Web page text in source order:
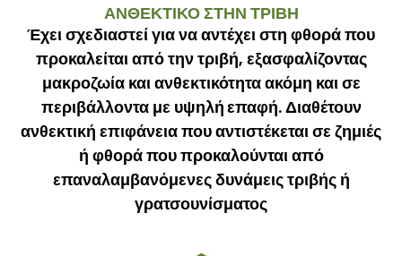
ΑΝΘΕΚΤΙΚΟ ΣΤΗΝ ΤΡΙΒΗ
Έχει σχεδιαστεί για να αντέχει στη φθορά που
προκαλείται από την τριβή, εξασφαλίζοντας
μακροζωία και ανθεκτικότητα ακόμη και σε
περιβάλλοντα με υψηλή επαφή. Διαθέτουν
ανθεκτική επιφάνεια που αντιστέκεται σε ζημιές
ή φθορά που προκαλούνται από
επαναλαμβανόμενες δυνάμεις τριβής ή
γρατσουνίσματος